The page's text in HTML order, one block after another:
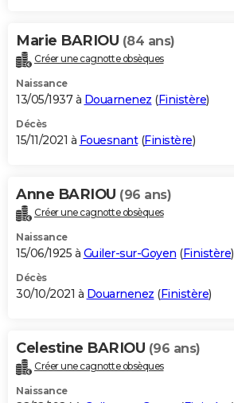
Marie BARIOU (84 ans)
Créer une cagnotte obsèques
Naissance
13/05/1937 à Douarnenez (Finistère)
Décès
15/11/2021 à Fouesnant(Finistère)
Anne BARIOU (96 ans)
Créer une cagnotte obsèques
Naissance
15/06/1925 à Guiler-sur-Goyen (Finistère)
Décès
30/10/2021 à Douarnenez (Finistère)
Celestine BARIOU (96 ans)
Créer une cagnotte obsèques
Naissance